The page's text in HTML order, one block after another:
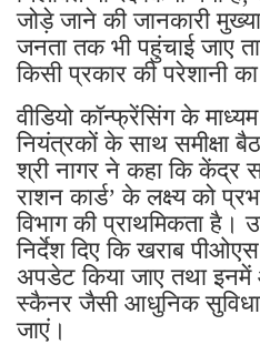
जोड़े जाने की जानकारी
जनता तक भी पहुंचाई जाए
किसी प्रकार की परेशानी
वीडियो कॉन्फ्रेंसिंग के
नियंत्रकों के साथ समीक्षा
श्री नागर ने कहा कि केंद्र
राशन कार्ड’ के लक्ष्य को
विभाग की प्राथमिकता है।
निर्देश दिए कि खराब
अपडेट किया जाए तथा
स्कैनर जैसी आधुनिक
जाएं।